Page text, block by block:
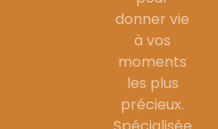
donner vie
à vos
moments
les plus
précieux.